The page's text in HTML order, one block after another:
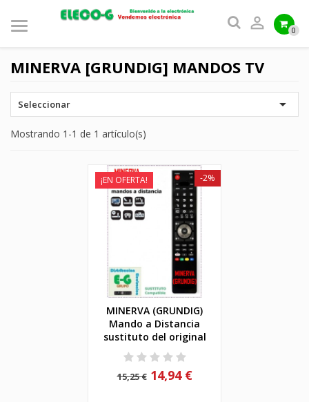
 0
MINERVA [GRUNDIG] MANDOS TV
Seleccionar 
Mostrando 1-1 de 1 artículo(s)
¡EN OFERTA!
MINERVA (GRUNDIG)
Mando a Distancia
sustituto del original
15,25 €
-2%
14,94 €